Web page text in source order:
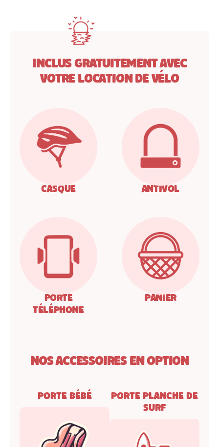
Inclus gratuitement avec
votre location de vélo
Casque Antivol
Porte
téléphone
Panier
Nos accessoires en option
Porte bébé
Porte planche de
surf